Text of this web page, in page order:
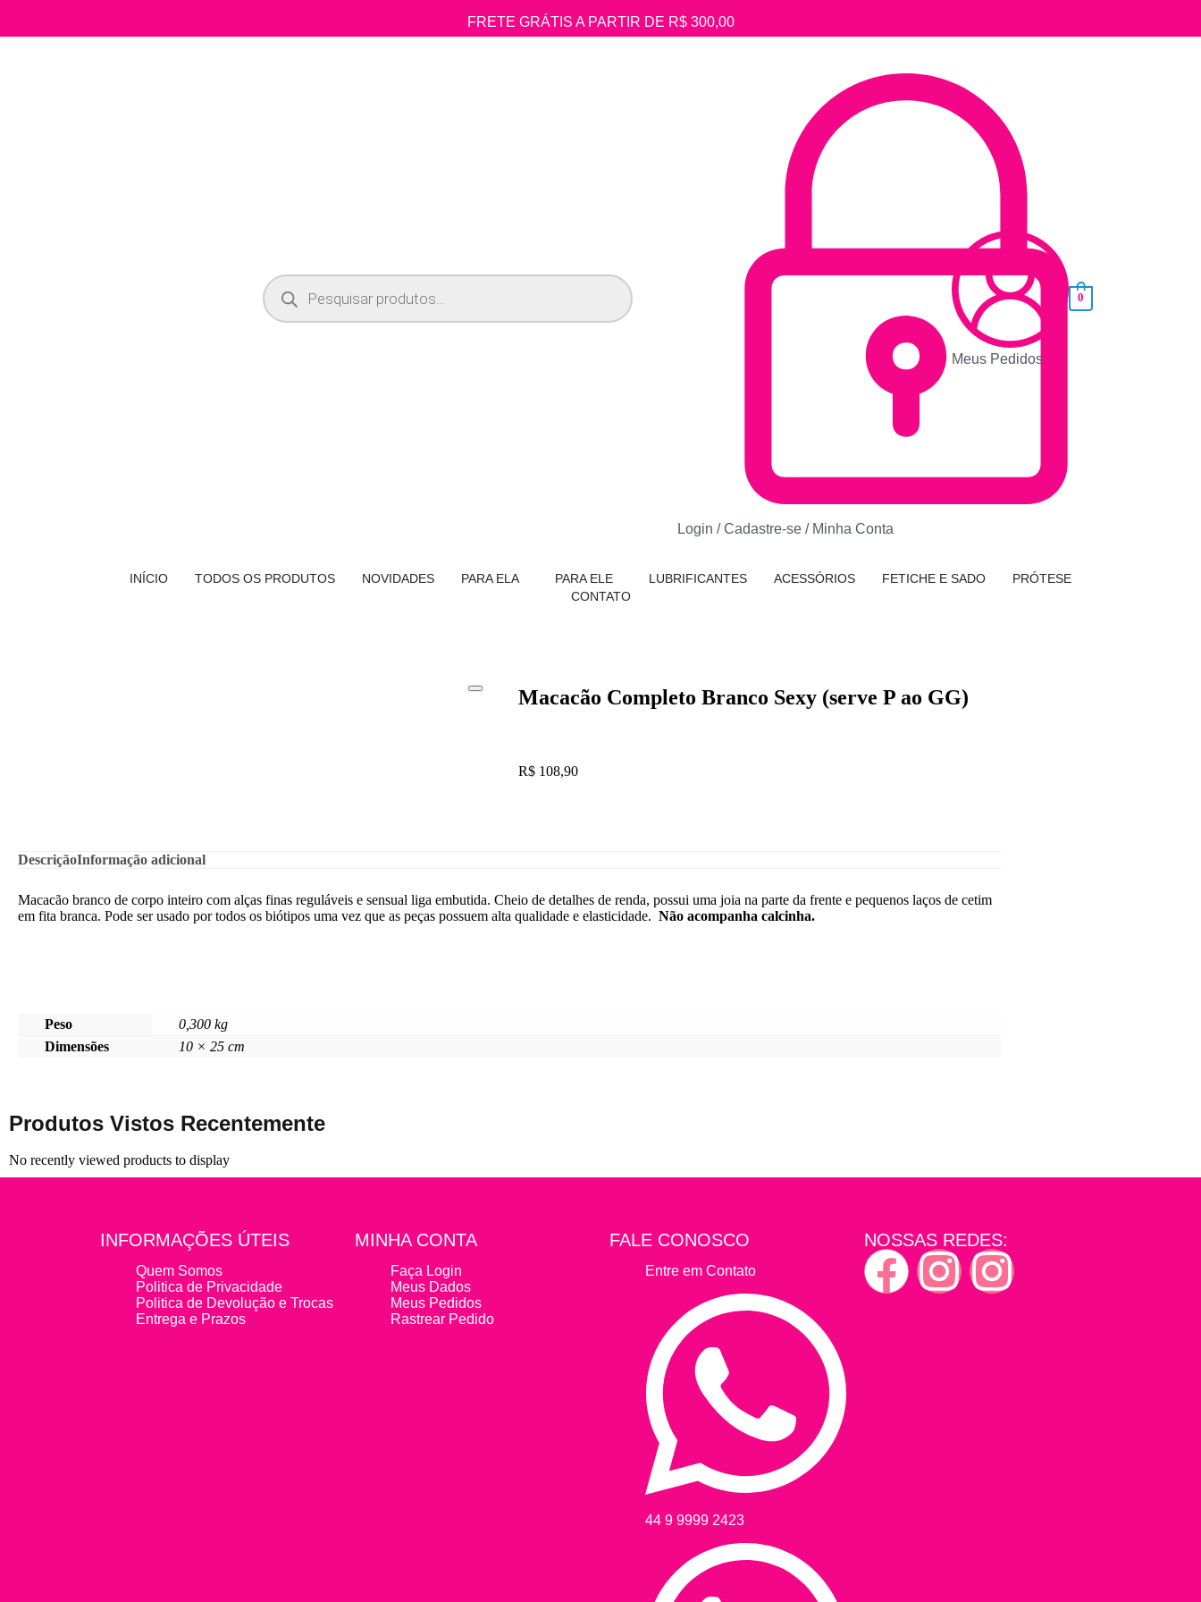
FRETE GRÁTIS A PARTIR DE R$ 300,00
Login / Cadastre-se / Minha Conta
Meus Pedidos
0
INÍCIO TODOS OS PRODUTOS NOVIDADES PARA ELA PARA ELE LUBRIFICANTES ACESSÓRIOS FETICHE E SADO
PRÓTESE
CONTATO
Macacão Completo Branco Sexy (serve P ao GG)
R$ 108,90
DescriçãoInformação adicional
Macacão branco de corpo inteiro com alças finas reguláveis e sensual liga embutida. Cheio de detalhes de renda, possui uma joia na parte da frente e pequenos laços de cetim
em fita branca. Pode ser usado por todos os biótipos uma vez que as peças possuem alta qualidade e elasticidade. Não acompanha calcinha.
Peso
0,300 kg
Dimensões
10 × 25 cm
Produtos Vistos Recentemente
No recently viewed products to display
INFORMAÇÕES ÚTEIS
Quem Somos
Politica de Privacidade
Politica de Devolução e Trocas
Entrega e Prazos
MINHA CONTA
Faça Login
Meus Dados
Meus Pedidos
Rastrear Pedido
FALE CONOSCO
Entre em Contato
44 9 9999 2423
NOSSAS REDES: